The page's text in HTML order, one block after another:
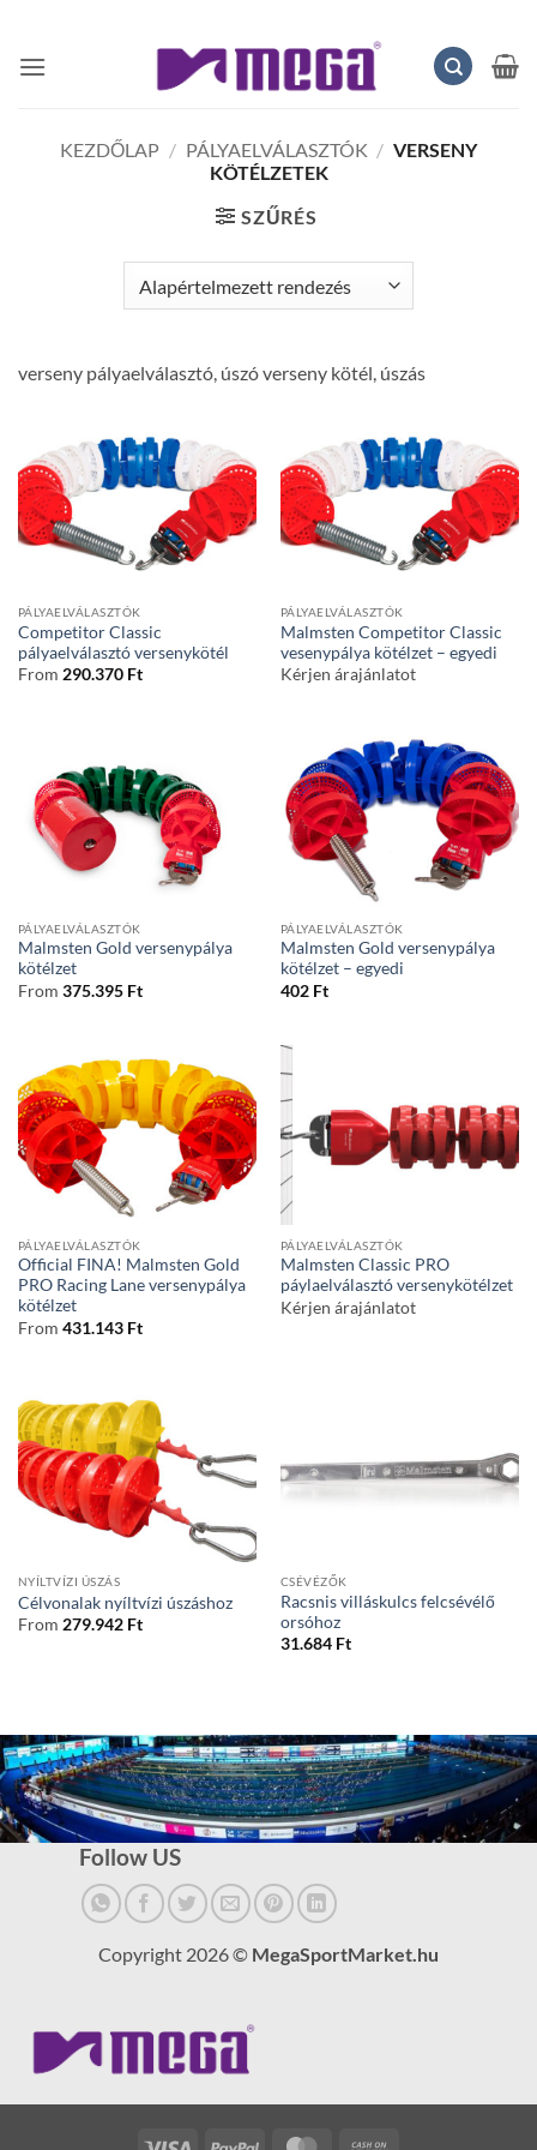
content
KEZDŐLAP / PÁLYAELVÁLASZTÓK / VERSENY
KÖTÉLZETEK
SZŰRÉS
verseny pályaelválasztó, úszó verseny kötél, úszás
PÁLYAELVÁLASZTÓK
Competitor Classic
pályaelválasztó versenykötél
From 290.370 Ft
PÁLYAELVÁLASZTÓK
Malmsten Competitor Classic
vesenypálya kötélzet – egyedi
Kérjen árajánlatot
PÁLYAELVÁLASZTÓK
Malmsten Gold versenypálya
kötélzet
From 375.395 Ft
PÁLYAELVÁLASZTÓK
Malmsten Gold versenypálya
kötélzet – egyedi
402 Ft
PÁLYAELVÁLASZTÓK
Official FINA! Malmsten Gold
PRO Racing Lane versenypálya
kötélzet
From 431.143 Ft
PÁLYAELVÁLASZTÓK
Malmsten Classic PRO
páylaelválasztó versenykötélzet
Kérjen árajánlatot
NYÍLTVÍZI ÚSZÁS
Célvonalak nyíltvízi úszáshoz
From 279.942 Ft
CSÉVÉZŐK
Racsnis villáskulcs felcsévélő
orsóhoz
31.684 Ft
Follow US
Copyright 2026 © MegaSportMarket.hu
Visa PayPal MasterCard